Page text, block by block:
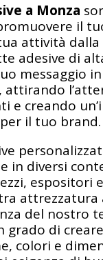
a Monza
il
attività dalla
adesive di
messaggio
attirando
e creando
il tuo brand.
in diversi
espositori
attrezzatura
del nostro
grado di
colori e